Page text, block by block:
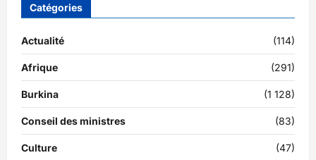
Catégories
Actualité (114)
Afrique (291)
Burkina (1 128)
Conseil des ministres (83)
Culture (47)